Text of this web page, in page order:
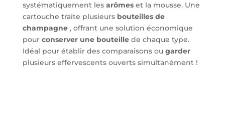
systématiquement les arômeset la mousse. Une
cartouche traite plusieurs bouteilles de
champagne, offrant une solution économique
pour conserver une bouteillede chaque type.
Idéal pour établir des comparaisons ou garder
plusieurs effervescents ouverts simultanément !